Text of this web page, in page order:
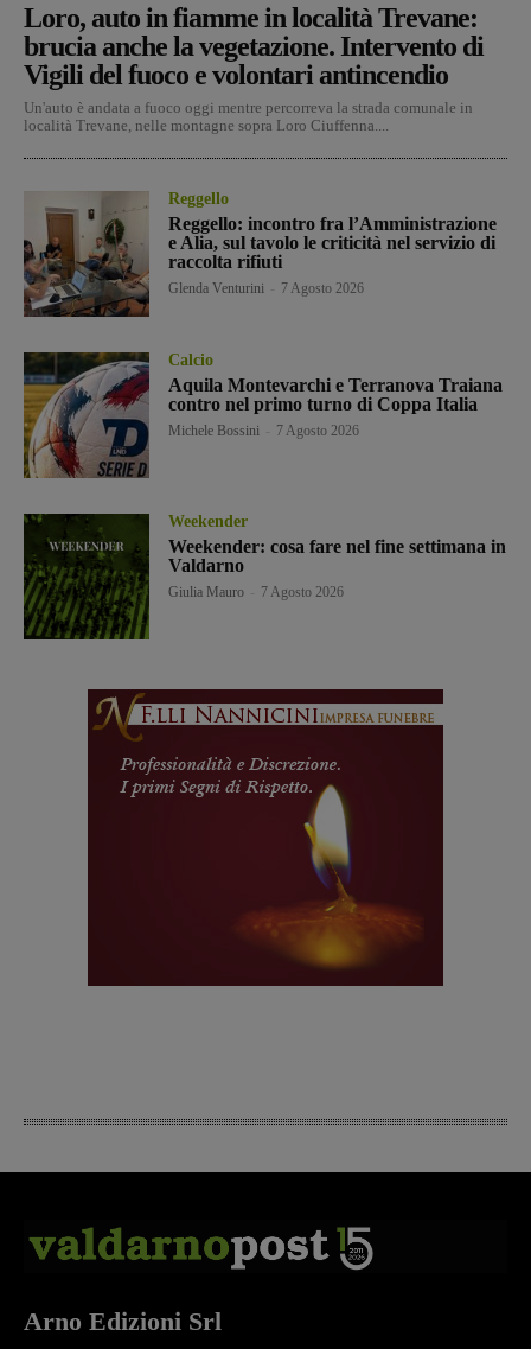
Loro, auto in fiamme in località Trevane:
brucia anche la vegetazione. Intervento di
Vigili del fuoco e volontari antincendio
Un'auto è andata a fuoco oggi mentre percorreva la strada comunale in
località Trevane, nelle montagne sopra Loro Ciuffenna....
Reggello
Reggello: incontro fra l’Amministrazione
e Alia, sul tavolo le criticità nel servizio di
raccolta rifiuti
Glenda Venturini 7 Agosto 2026
Calcio
Aquila Montevarchi e Terranova Traiana
contro nel primo turno di Coppa Italia
Michele Bossini 7 Agosto 2026
Weekender
Weekender: cosa fare nel fine settimana in
Valdarno
Giulia Mauro 7 Agosto 2026
Arno Edizioni Srl